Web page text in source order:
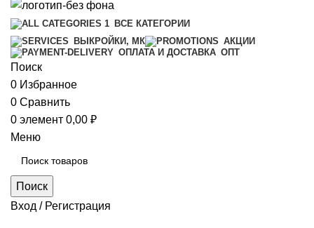
ВСЕ КАТЕГОРИИ
ВЫКРОЙКИ, МК
АКЦИИ
ОПЛАТА И ДОСТАВКА ОПТ
Поиск
0 Избранное
0 Сравнить
0 элемент 0,00 ₽
Меню
Поиск
Вход / Регистрация